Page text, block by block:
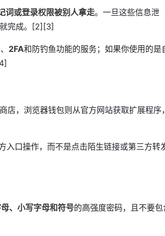
词或登录权限被别人拿走。一旦这些信息泄
完成。[2][3]
、 2FA和防钓鱼功能的服务；如果你使用的是
，浏览器钱包则从官方网站获取扩展程序，
口操作，而不是点击陌生链接或第三方转
、小写字母和符号的高强度密码，且不要包